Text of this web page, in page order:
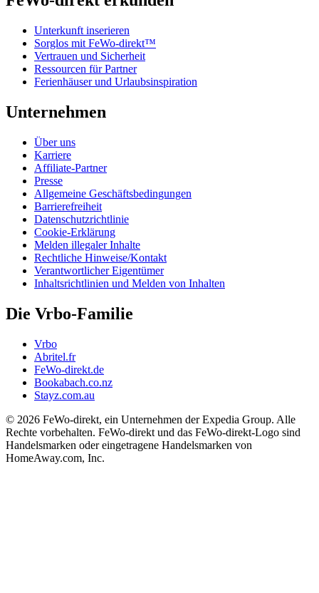
Unterkunft inserieren
Sorglos mit FeWo-direkt™
Vertrauen und Sicherheit
Ressourcen für Partner
Ferienhäuser und Urlaubsinspiration
Unternehmen
Über uns
Karriere
Affiliate-Partner
Presse
Allgemeine Geschäftsbedingungen
Barrierefreiheit
Datenschutzrichtlinie
Cookie-Erklärung
Melden illegaler Inhalte
Rechtliche Hinweise/Kontakt
Verantwortlicher Eigentümer
Inhaltsrichtlinien und Melden von Inhalten
Die Vrbo-Familie
Vrbo
Abritel.fr
FeWo-direkt.de
Bookabach.co.nz
Stayz.com.au
© 2026 FeWo-direkt, ein Unternehmen der Expedia Group. Alle
Rechte vorbehalten. FeWo-direkt und das FeWo-direkt-Logo sind
Handelsmarken oder eingetragene Handelsmarken von
HomeAway.com, Inc.